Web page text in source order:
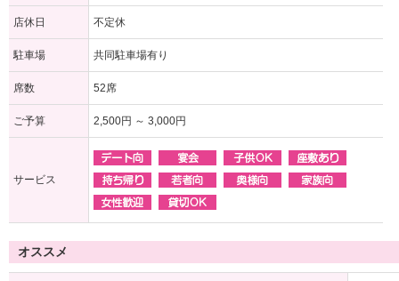
店休日 不定休
駐車場 共同駐車場有り
席数 52席
ご予算 2,500円 ～ 3,000円
サービス
オススメ